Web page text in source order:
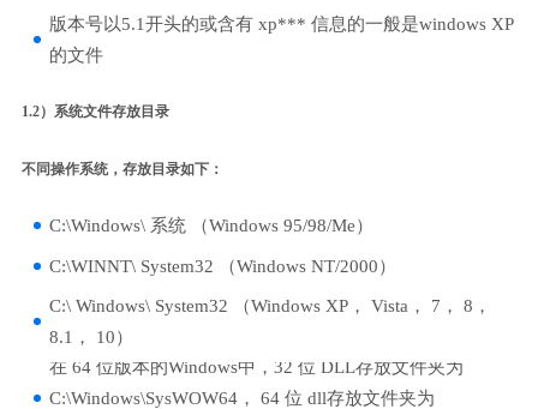
版本号以5.1开头的或含有 xp*** 信息的一般是windows XP
的文件
1.2）系统文件存放目录
不同操作系统，存放目录如下：
C:\Windows\ 系统 （Windows 95/98/Me）
C:\WINNT\ System32 （Windows NT/2000）
C:\ Windows\ System32 （Windows XP， Vista， 7， 8，
8.1， 10）
在 64 位版本的Windows中，32 位 DLL存放文件夹为
C:\Windows\SysWOW64， 64 位 dll存放文件夹为